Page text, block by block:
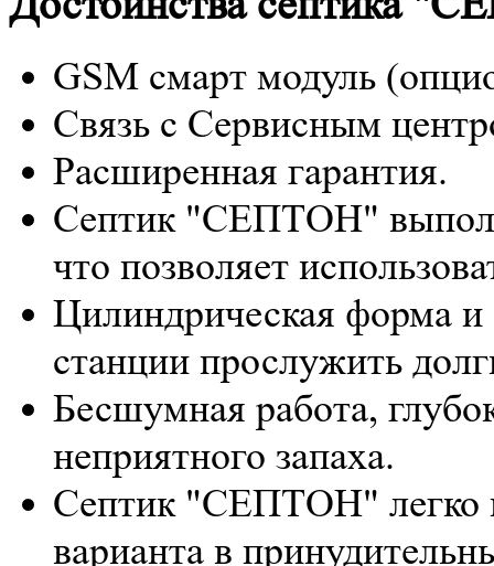
GSM смарт модуль
Связь с Сервисным
Расширенная гарантия.
Септик "СЕПТОН"
что позволяет
Цилиндрическая форма и
станции прослужить
Бесшумная работа,
неприятного запаха.
Септик "СЕПТОН" легко
варианта в